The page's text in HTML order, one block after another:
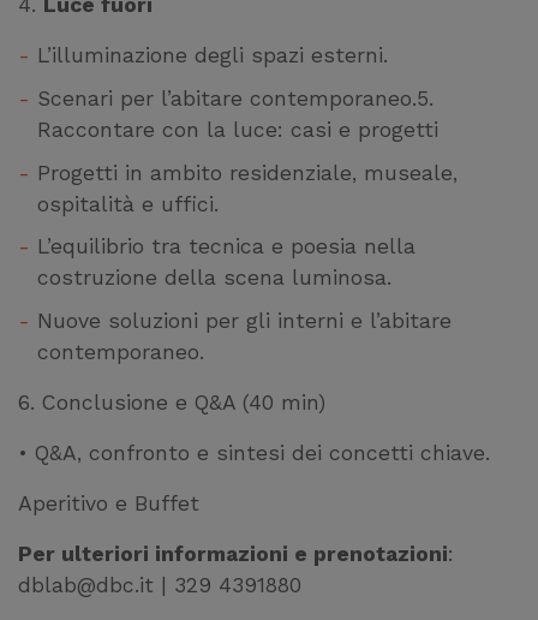
4. Luce fuori
L’illuminazione degli spazi esterni.
Scenari per l’abitare contemporaneo.5.
Raccontare con la luce: casi e progetti
Progetti in ambito residenziale, museale,
ospitalità e uffici.
L’equilibrio tra tecnica e poesia nella
costruzione della scena luminosa.
Nuove soluzioni per gli interni e l’abitare
contemporaneo.
6. Conclusione e Q&A (40 min)
• Q&A, confronto e sintesi dei concetti chiave.
Aperitivo e Buffet
Per ulteriori informazioni e prenotazioni:
dblab@dbc.it | 329 4391880